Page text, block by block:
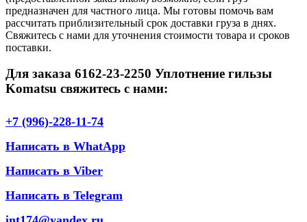
предназначен для частного лица. Мы готовы помочь вам
рассчитать приблизительный срок доставки груза в днях.
Свяжитесь с нами для уточнения стоимости товара и сроков
поставки.
Для заказа 6162-23-2250 Уплотнение гильзы
Komatsu свяжитесь с нами:
+7 (996)-228-11-74
Написать в WhatApp
Написать в Viber
Написать в Telegram